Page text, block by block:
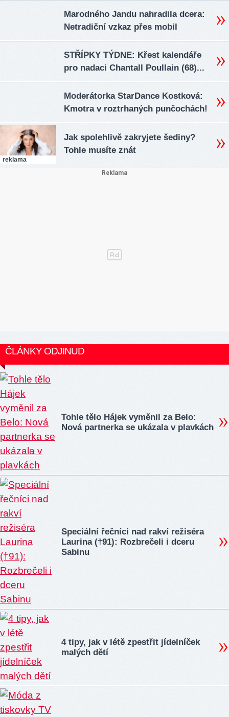
Marodného Jandu nahradila dcera:
Netradiční vzkaz přes mobil
STŘÍPKY TÝDNE: Křest kalendáře
pro nadaci Chantall Poullain (68)...
Moderátorka StarDance Kostková:
Kmotra v roztrhaných punčochách!
reklama
Jak spolehlivě zakryjete šediny?
Tohle musíte znát
ČLÁNKY ODJINUD
Tohle tělo Hájek vyměnil za Belo:
Nová partnerka se ukázala v plavkách
Speciální řečníci nad rakví režiséra
Laurina (†91): Rozbrečeli i dceru
Sabinu
4 tipy, jak v létě zpestřit jídelníček
malých dětí